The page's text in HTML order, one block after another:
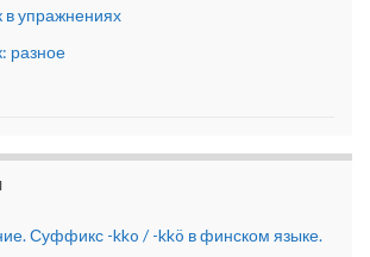
в упражнениях
разное
Суффикс -kko / -kkö в финском языке.